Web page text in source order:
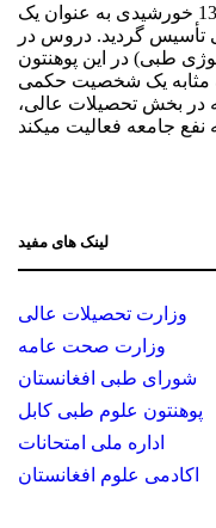
پوهنتون طبی اساس در سال 1395 خورشیدی به عنوان یک
گردید. دروس در
طبی) در این پوهنتون
مثابه یک شخصیت حکمی
بخش تحصیلات عالی،
لینک های مفید
وزارت تحصیلات عالی
وزارت صحت عامه
شورای طبی افغانستان
پوهنتون علوم طبی کابل
اداره ملی امتحانات
اکادمی علوم افغانستان